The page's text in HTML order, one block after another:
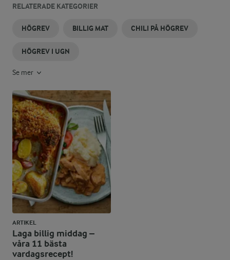
RELATERADE KATEGORIER
HÖGREV BILLIG MAT CHILI PÅ HÖGREV
HÖGREV I UGN
Se mer
ARTIKEL
Laga billig middag –
våra 11 bästa
vardagsrecept!